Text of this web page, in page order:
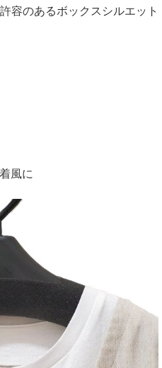
容のあるボックスシルエット
風に